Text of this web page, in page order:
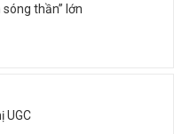
thần” lớn
UGC